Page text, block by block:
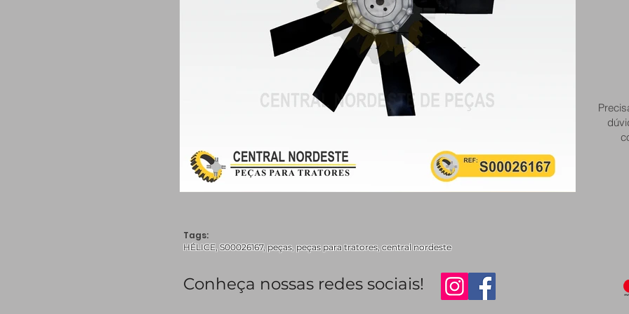
HÉLICE, S00026167, peças, peças para tratores, central nordeste
Conheça nossas redes sociais!
Tags: